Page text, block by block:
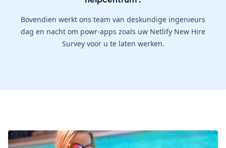
Bovendien werkt ons team van deskundige ingenieurs
dag en nacht om powr-apps zoals uw Netlify New Hire
Survey voor u te laten werken.